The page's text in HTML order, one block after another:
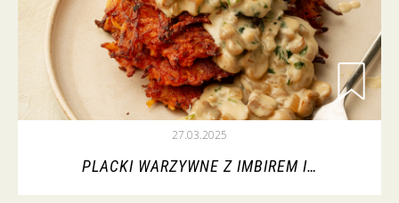
27.03.2025
PLACKI WARZYWNE Z IMBIREM I…